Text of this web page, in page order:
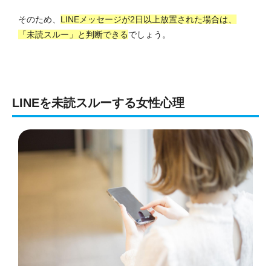
そのため、 LINEメッセージが2日以上放置された場合は、
「未読スルー」と判断できるでしょう。
LINEを未読スルーする女性心理